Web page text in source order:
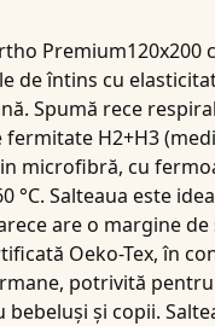
Premium120x200
de întins cu
Spumă rece
H2+H3
microfibră, cu
°C. Salteaua este
are o margine
Oeko-Tex, în
potrivită
și copii.